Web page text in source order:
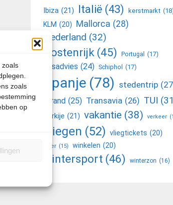
zoals
zoals
op
Ibiza (21) Italië (43) kerstmarkt
KLM (20) Mallorca (28)
Nederland (32)
Oostenrijk (45) Portugal (17)
reisadvies (24) Schiphol (17)
Spanje (78) stedentrip
strand (25) Transavia (26) TUI
Turkije (21) vakantie (38) verkeer
vliegen (52) vliegtickets (20)
weer (15) winkelen (20)
wintersport (46) winterzon (16)